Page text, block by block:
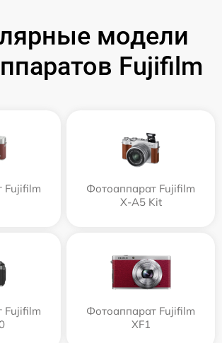
модели
Fujifilm
Fujifilm
Фотоаппарат Fujifilm
X-A5 Kit
Fujifilm
Фотоаппарат Fujifilm
XF1